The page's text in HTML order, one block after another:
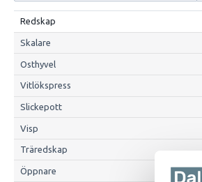
Redskap
Skalare
Osthyvel
Vitlökspress
Slickepott
Visp
Träredskap
Öppnare